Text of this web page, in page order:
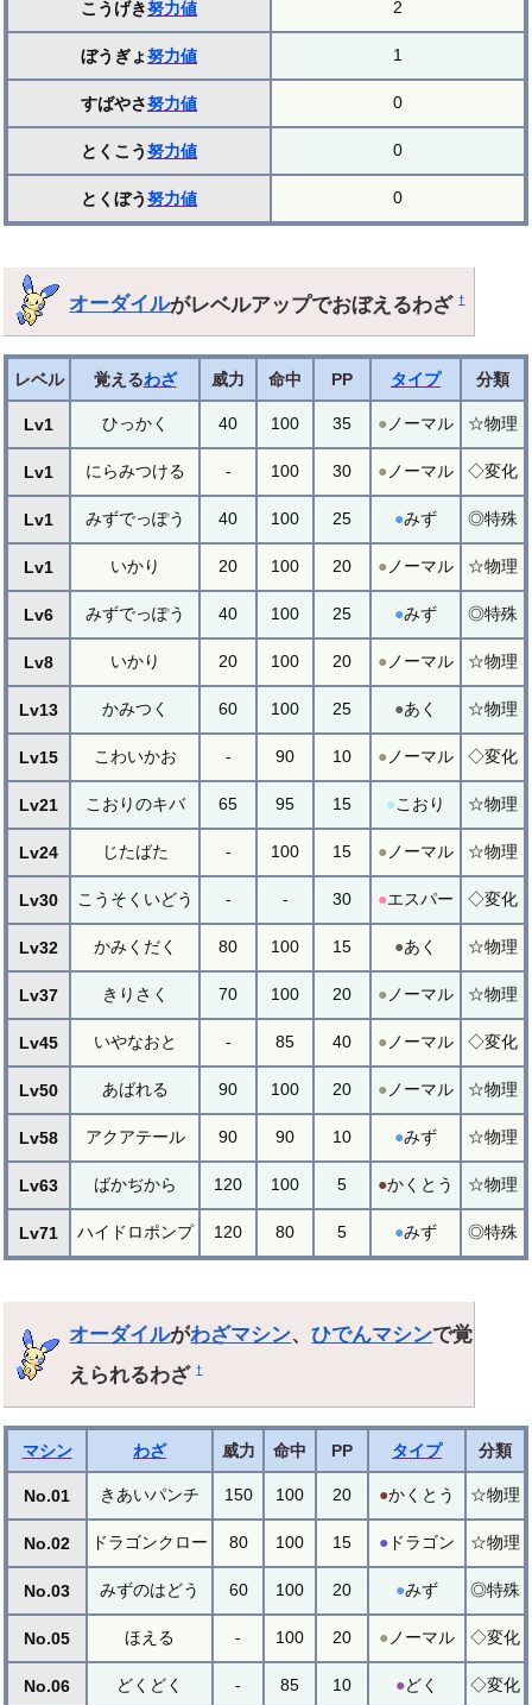
こうげき努力値 2
ぼうぎょ努力値 1
すばやさ努力値 0
とくこう努力値 0
とくぼう努力値 0
オーダイルがレベルアップでおぼえるわざ†
レベル 覚えるわざ 威力 命中 PP タイプ 分類
Lv1 ひっかく 40 100 35 ● ノーマル ☆物理
Lv1 にらみつける - 100 30 ● ノーマル ◇変化
Lv1 みずでっぽう 40 100 25 ●みず ◎特殊
Lv1 いかり 20 100 20 ● ノーマル ☆物理
Lv6 みずでっぽう 40 100 25 ●みず ◎特殊
Lv8 いかり 20 100 20 ● ノーマル ☆物理
Lv13 かみつく 60 100 25 ●あく ☆物理
Lv15 こわいかお - 90 10 ● ノーマル ◇変化
Lv21 こおりのキバ 65 95 15 ●こおり ☆物理
Lv24 じたばた - 100 15 ● ノーマル ☆物理
Lv30 こうそくいどう - - 30 ●エスパー ◇変化
Lv32 かみくだく 80 100 15 ●あく ☆物理
Lv37 きりさく 70 100 20 ● ノーマル ☆物理
Lv45 いやなおと - 85 40 ● ノーマル ◇変化
Lv50 あばれる 90 100 20 ● ノーマル ☆物理
Lv58 アクアテール 90 90 10 ●みず ☆物理
Lv63 ばかぢから 120 100 5 ●かくとう ☆物理
Lv71 ハイドロポンプ 120 80 5 ●みず ◎特殊
オーダイルがわざマシン、ひでんマシンで覚
えられるわざ†
マシン わざ 威力 命中 PP タイプ 分類
No.01 きあいパンチ 150 100 20 ●かくとう ☆物理
No.02 ドラゴンクロー 80 100 15 ● ドラゴン ☆物理
No.03 みずのはどう 60 100 20 ●みず ◎特殊
No.05 ほえる - 100 20 ● ノーマル ◇変化
No.06 どくどく - 85 10 ●どく ◇変化